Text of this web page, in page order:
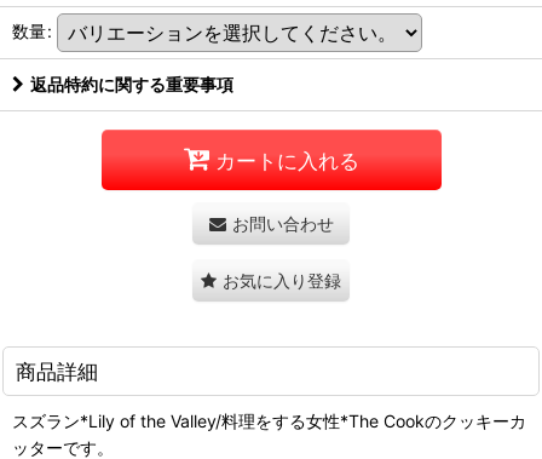
数量:
返品特約に関する重要事項
カートに入れる
お問い合わせ
お気に入り登録
商品詳細
スズラン*Lily of the Valley/料理をする女性*The Cookのクッキーカ
ッターです。